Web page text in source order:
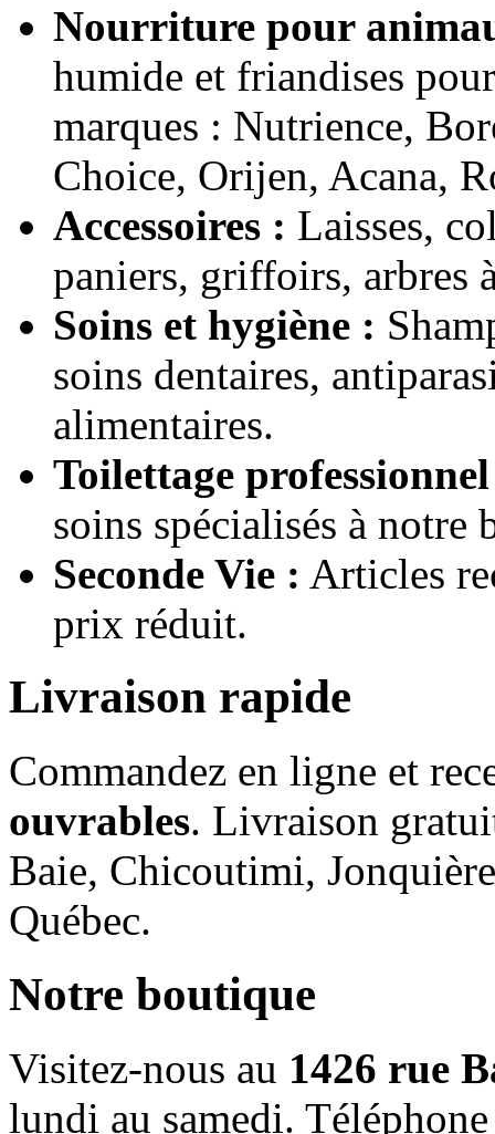
Nourriture pour
humide et friandises
marques : Nutrience,
Choice, Orijen, Acana,
Accessoires : Laisses,
paniers, griffoirs, arbres
Soins et hygiène :
soins dentaires,
alimentaires.
Toilettage
soins spécialisés à notre
Seconde Vie : Articles
prix réduit.
Livraison rapide
Commandez en ligne et
ouvrables. Livraison
Baie, Chicoutimi,
Québec.
Notre boutique
Visitez-nous au 1426 rue
lundi au samedi.